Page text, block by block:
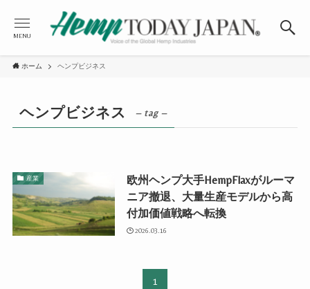
MENU
ホーム ヘンプビジネス
ヘンプビジネス – tag –
産業
欧州ヘンプ大手HempFlaxがルーマ
ニア撤退、大量生産モデルから高
付加価値戦略へ転換
2026.03.16
1